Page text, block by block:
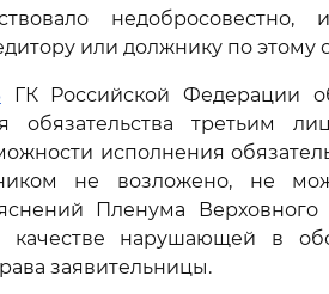
недобросовестно,
или должнику по этому
ГК Российской Федерации
обязательства третьим
исполнения
не возложено, не
Пленума
качестве нарушающей в
заявительницы.